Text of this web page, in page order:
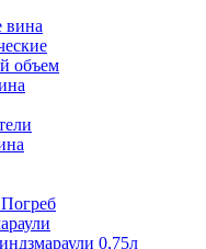
вина
объем
0,75л